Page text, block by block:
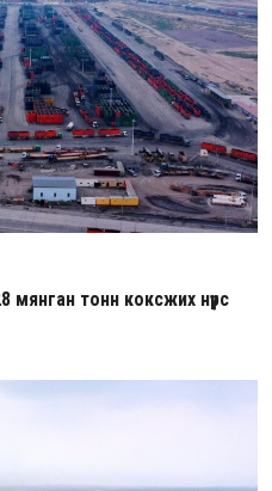
тонн коксжих нүүрс